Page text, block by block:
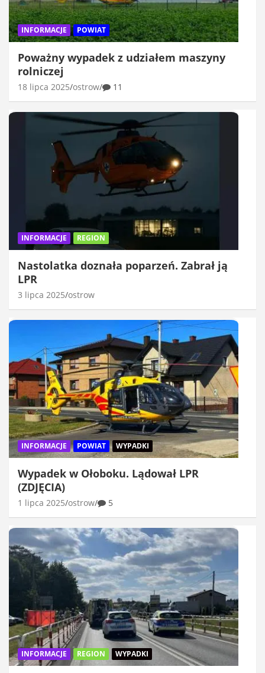
INFORMACJE POWIAT
Poważny wypadek z udziałem maszyny
rolniczej
18 lipca 2025 ostrow 11
INFORMACJE REGION
Nastolatka doznała poparzeń. Zabrał ją
LPR
3 lipca 2025 ostrow
INFORMACJE POWIAT WYPADKI
Wypadek w Ołoboku. Lądował LPR
(ZDJĘCIA)
1 lipca 2025 ostrow 5
INFORMACJE REGION WYPADKI